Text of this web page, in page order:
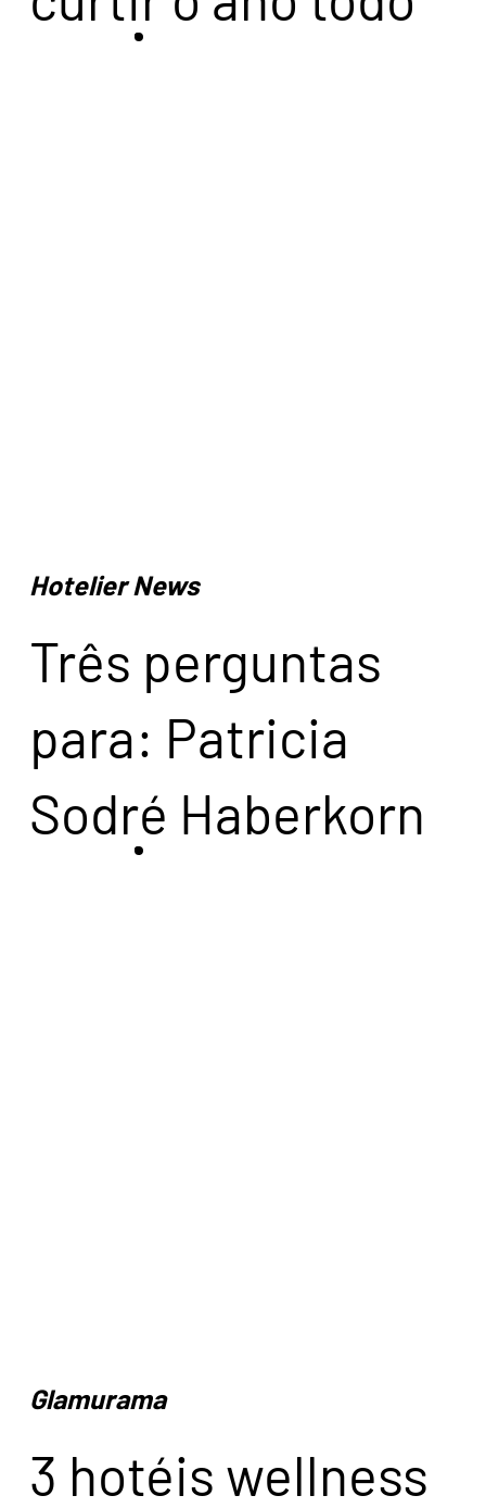
Hotelier News
Três perguntas
para: Patricia
Sodré Haberkorn
Glamurama
3 hotéis wellness